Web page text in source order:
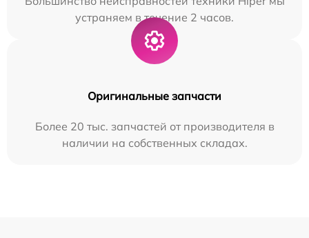
устраняем в течение 2 часов.
Оригинальные запчасти
Более 20 тыс. запчастей от производителя в
наличии на собственных складах.